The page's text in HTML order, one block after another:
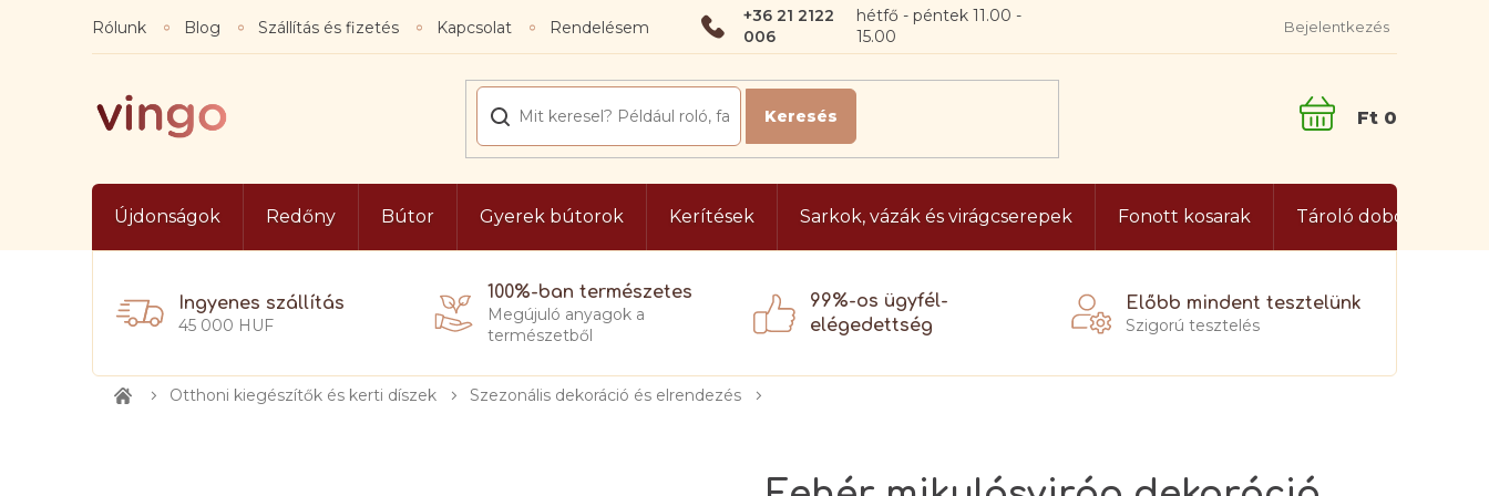
+36 21 2122
006
Rólunk Blog Szállítás és fizetés Kapcsolat Rendelésem Bejelentkezés
KOSÁR
Újdonságok Redőny Bútor Gyerek bútorok Kerítések Sarkok, vázák és virágcserepek Fonott kosarak Tároló dobozok és
Ingyenes szállítás
45 000 HUF
100%-ban természetes
Megújuló anyagok a
természetből
99%-os ügyfél-
elégedettség
Előbb mindent tesztelünk
Szigorú tesztelés
Kezdőlap
Otthoni kiegészítők és kerti díszek Szezonális dekoráció és elrendezés